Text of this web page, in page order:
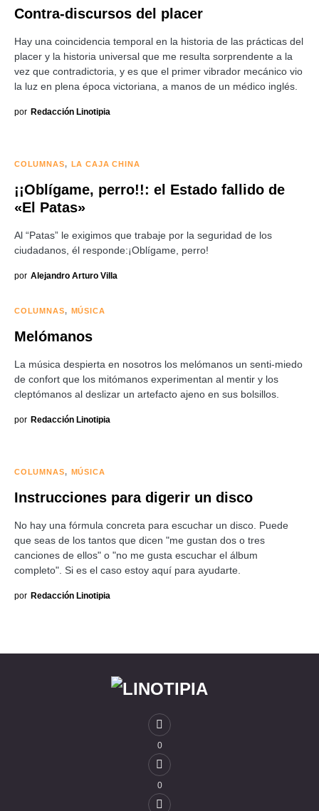
Contra-discursos del placer
Hay una coincidencia temporal en la historia de las prácticas del
placer y la historia universal que me resulta sorprendente a la
vez que contradictoria, y es que el primer vibrador mecánico vio
la luz en plena época victoriana, a manos de un médico inglés.
por Redacción Linotipia
COLUMNAS LA CAJA CHINA
¡¡Oblígame, perro!!: el Estado fallido de
«El Patas»
Al “Patas” le exigimos que trabaje por la seguridad de los
ciudadanos, él responde:¡Oblígame, perro!
por Alejandro Arturo Villa
COLUMNAS MÚSICA
Melómanos
La música despierta en nosotros los melómanos un senti-miedo
de confort que los mitómanos experimentan al mentir y los
cleptómanos al deslizar un artefacto ajeno en sus bolsillos.
por Redacción Linotipia
COLUMNAS MÚSICA
Instrucciones para digerir un disco
No hay una fórmula concreta para escuchar un disco. Puede
que seas de los tantos que dicen "me gustan dos o tres
canciones de ellos" o "no me gusta escuchar el álbum
completo". Si es el caso estoy aquí para ayudarte.
por Redacción Linotipia
0
0